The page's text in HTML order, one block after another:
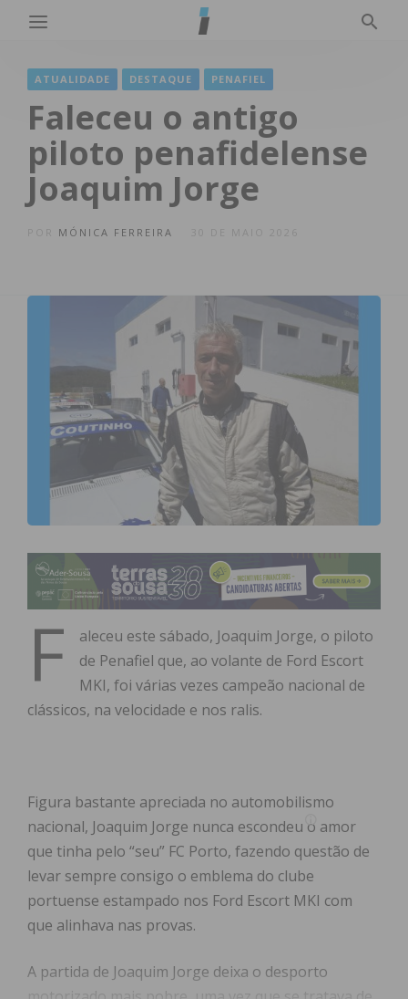
ATUALIDADE DESTAQUE PENAFIEL
Faleceu o antigo
piloto penafidelense
Joaquim Jorge
MÓNICA FERREIRA 30 DE MAIO 2026
F
aleceu este sábado, Joaquim Jorge, o piloto
de Penafiel que, ao volante de Ford Escort
MKI, foi várias vezes campeão nacional de
clássicos, na velocidade e nos ralis.
Figura bastante apreciada no automobilismo
nacional, Joaquim Jorge nunca escondeu o amor
que tinha pelo “seu” FC Porto, fazendo questão de
levar sempre consigo o emblema do clube
portuense estampado nos Ford Escort MKI com
que alinhava nas provas.
A partida de Joaquim Jorge deixa o desporto